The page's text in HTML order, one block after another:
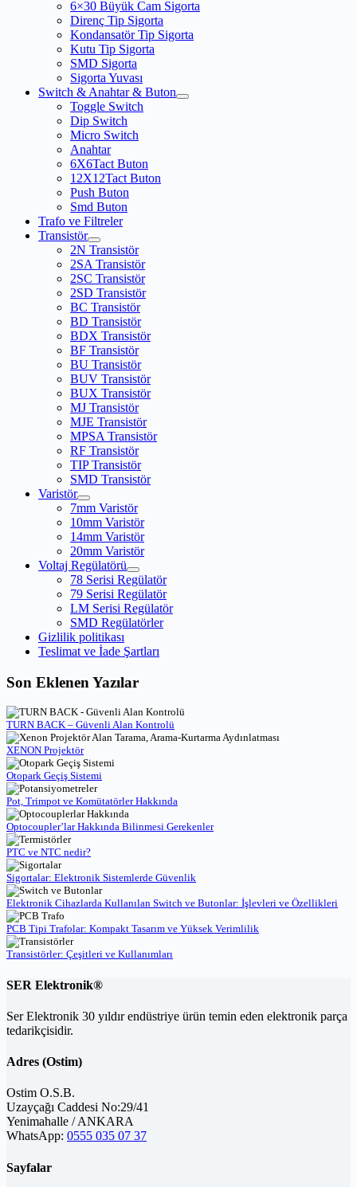
6×30 Büyük Cam Sigorta
Direnç Tip Sigorta
Kondansatör Tip Sigorta
Kutu Tip Sigorta
SMD Sigorta
Sigorta Yuvası
Switch & Anahtar & Buton
Toggle Switch
Dip Switch
Micro Switch
Anahtar
6X6Tact Buton
12X12Tact Buton
Push Buton
Smd Buton
Trafo ve Filtreler
Transistör
2N Transistör
2SA Transistör
2SC Transistör
2SD Transistör
BC Transistör
BD Transistör
BDX Transistör
BF Transistör
BU Transistör
BUV Transistör
BUX Transistör
MJ Transistör
MJE Transistör
MPSA Transistör
RF Transistör
TIP Transistör
SMD Transistör
Varistör
7mm Varistör
10mm Varistör
14mm Varistör
20mm Varistör
Voltaj Regülatörü
78 Serisi Regülatör
79 Serisi Regülatör
LM Serisi Regülatör
SMD Regülatörler
Gizlilik politikası
Teslimat ve İade Şartları
Son Eklenen Yazılar
TURN BACK – Güvenli Alan Kontrolü
XENON Projektör
Otopark Geçiş Sistemi
Pot, Trimpot ve Komütatörler Hakkında
Optocoupler’lar Hakkında Bilinmesi Gerekenler
PTC ve NTC nedir?
Sigortalar: Elektronik Sistemlerde Güvenlik
Elektronik Cihazlarda Kullanılan Switch ve Butonlar: İşlevleri ve Özellikleri
PCB Tipi Trafolar: Kompakt Tasarım ve Yüksek Verimlilik
Transistörler: Çeşitleri ve Kullanımları
SER Elektronik®
Ser Elektronik 30 yıldır endüstriye ürün temin eden elektronik parça
tedarikçisidir.
Adres (Ostim)
Ostim O.S.B.
Uzayçağı Caddesi No:29/41
Yenimahalle / ANKARA
WhatsApp: 0555 035 07 37
Sayfalar